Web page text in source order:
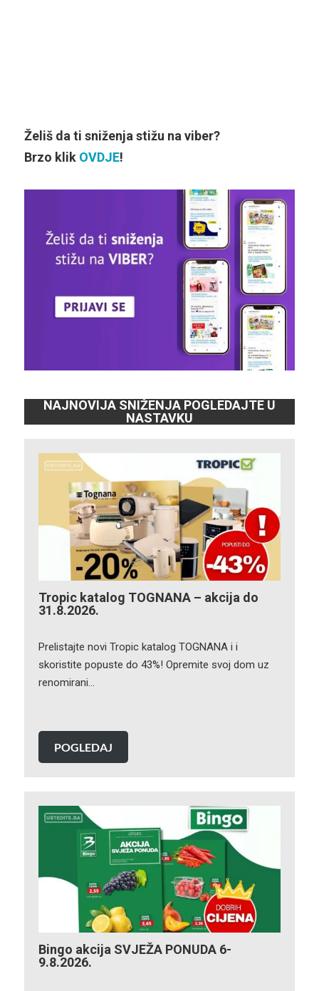
Želiš da ti sniženja stižu na viber?
Brzo klik OVDJE!
NAJNOVIJA SNIŽENJA POGLEDAJTE U
NASTAVKU
Tropic katalog TOGNANA – akcija do
31.8.2026.
Prelistajte novi Tropic katalog TOGNANA i i
skoristite popuste do 43%! Opremite svoj dom uz
renomirani…
POGLEDAJ
Bingo akcija SVJEŽA PONUDA 6-
9.8.2026.